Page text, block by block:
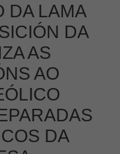
DA LAMA
DA
AS
AO
DA